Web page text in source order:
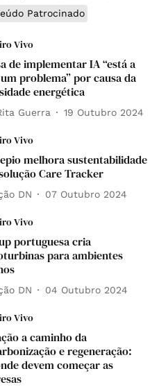
Patrocinado
Vivo
de implementar IA “está a
problema” por causa da
energética
Guerra 19 Outubro 2024
Vivo
melhora sustentabilidade
Care Tracker
DN 07 Outubro 2024
Vivo
portuguesa cria
para ambientes
DN 04 Outubro 2024
Vivo
a caminho da
e regeneração:
devem começar as